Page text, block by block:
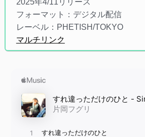
フォーマット：デジタル配信
レーベル：PHETISH/TOKYO
マルチリンク